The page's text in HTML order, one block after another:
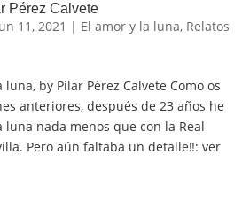
Pérez Calvete
11, 2021 | El amor y la luna, Relatos
by Pilar Pérez Calvete Como os
anteriores, después de 23 años he
nada menos que con la Real
Pero aún faltaba un detalle‼️: ver